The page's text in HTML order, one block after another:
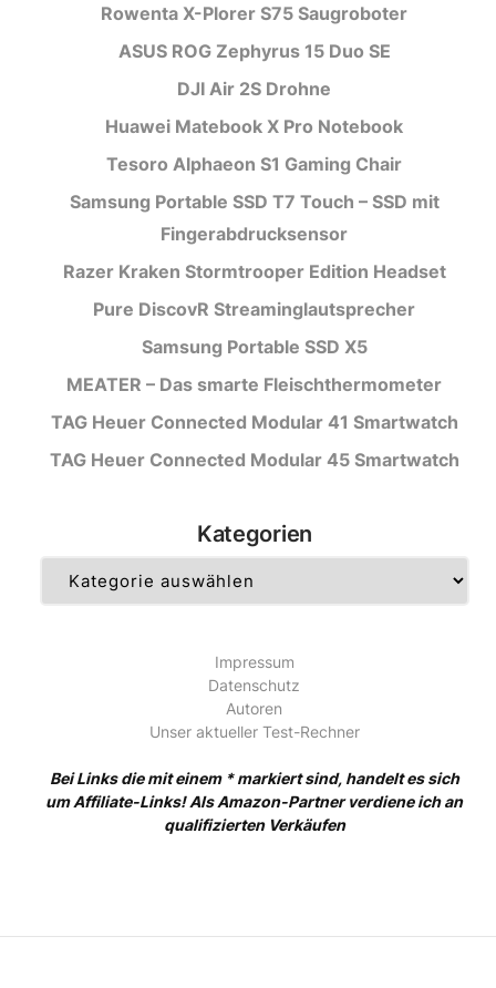
Rowenta X-Plorer S75 Saugroboter
ASUS ROG Zephyrus 15 Duo SE
DJI Air 2S Drohne
Huawei Matebook X Pro Notebook
Tesoro Alphaeon S1 Gaming Chair
Samsung Portable SSD T7 Touch – SSD mit
Fingerabdrucksensor
Razer Kraken Stormtrooper Edition Headset
Pure DiscovR Streaminglautsprecher
Samsung Portable SSD X5
MEATER – Das smarte Fleischthermometer
TAG Heuer Connected Modular 41 Smartwatch
TAG Heuer Connected Modular 45 Smartwatch
Kategorien
Impressum
Datenschutz
Autoren
Unser aktueller Test-Rechner
Bei Links die mit einem * markiert sind, handelt es sich
um Affiliate-Links! Als Amazon-Partner verdiene ich an
qualifizierten Verkäufen